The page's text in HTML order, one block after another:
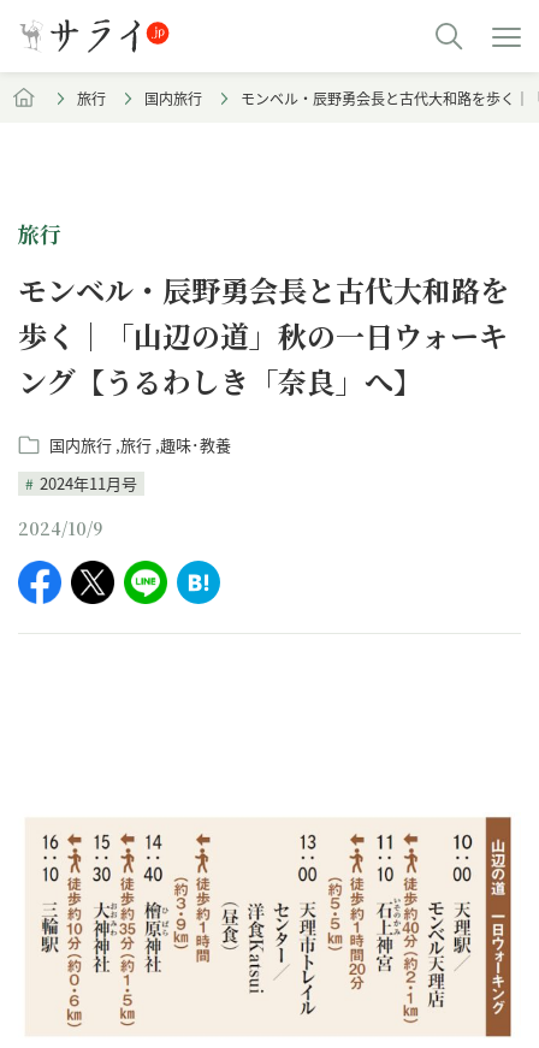
旅行 国内旅行 モンベル・辰野勇会長と古代大和路を歩く
旅行
モンベル・辰野勇会長と古代大和路を
歩く｜「山辺の道」秋の一日ウォーキ
ング【うるわしき「奈良」へ】
国内旅行 旅行 趣味･教養
2024年11月号
2024/10/9